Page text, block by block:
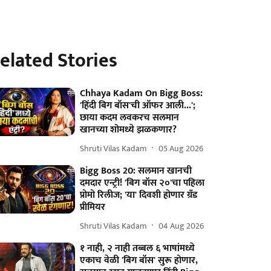
Stories
Chhaya Kadam On Bigg Boss:
'हिंदी बिग बॉस'ची ऑफर आली...';
छाया कदम लवकरच सलमान
खानच्या शोमध्ये झळकणार?
Shruti Vilas Kadam 05 Aug 2026
Bigg Boss 20: सलमान खानची
दमदार एन्ट्री! 'बिग बॉस २०'चा पहिला
प्रोमो रिलीज; 'या' दिवशी होणार ग्रँड
प्रीमियर
Shruti Vilas Kadam 04 Aug 2026
१ नाही, २ नाही तब्बल ६ भाषांमध्ये
एकाच वेळी 'बिग बॉस' सुरू होणार,